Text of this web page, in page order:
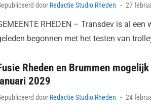
door Redactie Studio Rheden
Posted
27
RHEDEN – Transdev is al een
begonnen met het testen van
Rheden en Brummen mogelijk
2029
door Redactie Studio Rheden
Posted
24